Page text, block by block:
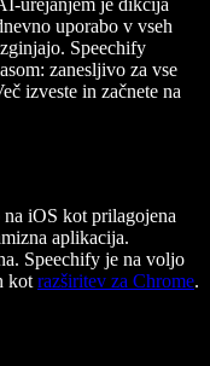
urejanjem je dikcija
uporabo v vseh
Speechify
zanesljivo za vse
izveste in začnete na
iOS kot prilagojena
aplikacija.
Speechify je na voljo
kot razširitev za Chrome.